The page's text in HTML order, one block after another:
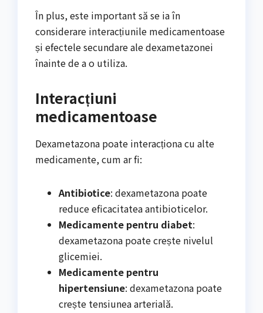
În plus, este important să se ia în
considerare interacțiunile medicamentoase
și efectele secundare ale dexametazonei
înainte de a o utiliza.
Interacțiuni
medicamentoase
Dexametazona poate interacționa cu alte
medicamente, cum ar fi:
Antibiotice: dexametazona poate
reduce eficacitatea antibioticelor.
Medicamente pentru diabet:
dexametazona poate crește nivelul
glicemiei.
Medicamente pentru
hipertensiune: dexametazona poate
crește tensiunea arterială.